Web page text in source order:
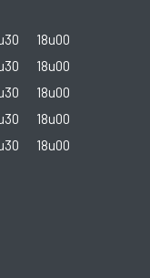
18u00
18u00
18u00
18u00
18u00